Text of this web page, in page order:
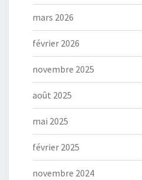
mars 2026
février 2026
novembre 2025
août 2025
mai 2025
février 2025
novembre 2024